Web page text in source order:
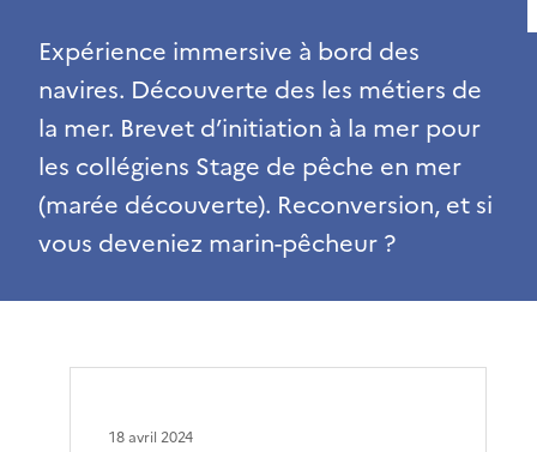
Expérience immersive à bord des
navires. Découverte des les métiers de
la mer. Brevet d’initiation à la mer pour
les collégiens Stage de pêche en mer
(marée découverte). Reconversion, et si
vous deveniez marin-pêcheur ?
18 avril 2024